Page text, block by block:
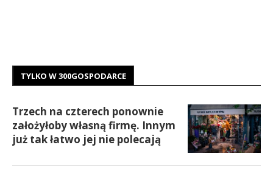
TYLKO W 300GOSPODARCE
Trzech na czterech ponownie
założyłoby własną firmę. Innym
już tak łatwo jej nie polecają